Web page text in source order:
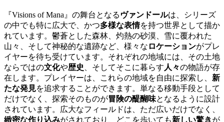
『Visions of Mana』の舞台となる ヴァンドールは、シリーズ
の中でも特に広大で、かつ多様な表情を持つ世界として描か
れています。鬱蒼とした森林、灼熱の砂漠、雪に覆われた
山々、そして神秘的な遺跡など、様々な ロケーションがプレ
イヤーを待ち受けています。それぞれの地域には、その土地
ならではの文化や歴史 、そしてそこに暮らす 人々の物語が存
在します。プレイヤーは、これらの地域を自由に探索し、 新
たな発見を追求することができます。単なる移動手段として
だけでなく、探索そのものが冒険の醍醐味となるように設計
されています。広大なフィールドは、ただ広いだけでなく、
緻密な作り込みがされており、どこを歩いても新しい驚きが